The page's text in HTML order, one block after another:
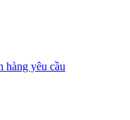
hàng yêu cầu